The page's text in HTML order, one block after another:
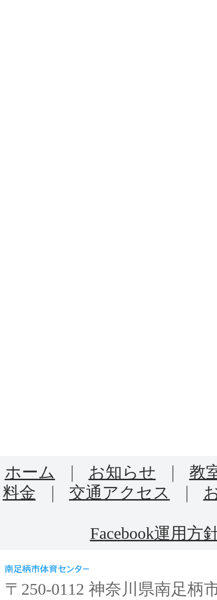
ホーム お知らせ
教
料金
交通アクセス
Facebook運用方
〒250-0112 神奈川県南足柄